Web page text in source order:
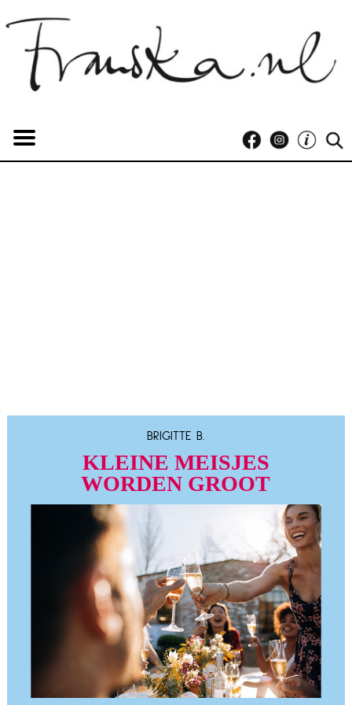
BRIGITTE B.
KLEINE MEISJES
WORDEN GROOT